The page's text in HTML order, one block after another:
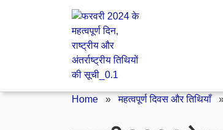
Home »महत्वपूर्ण दिवस और तिथियाँ